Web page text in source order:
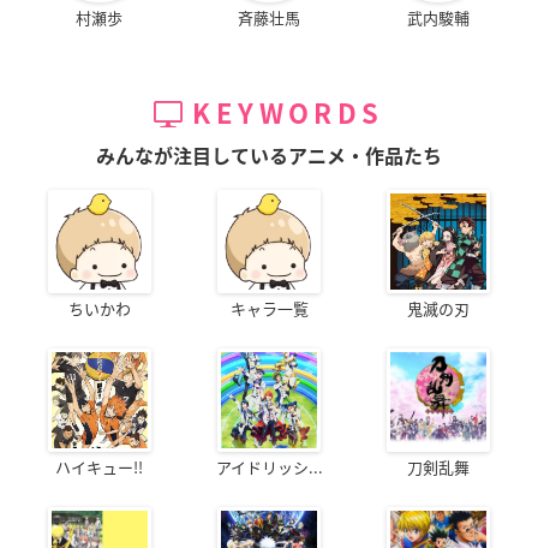
村瀬歩 斉藤壮馬 武内駿輔
KEYWORDS
みんなが注目しているアニメ・作品たち
ちいかわ キャラ一覧 鬼滅の刃
ハイキュー!! アイドリッシ... 刀剣乱舞